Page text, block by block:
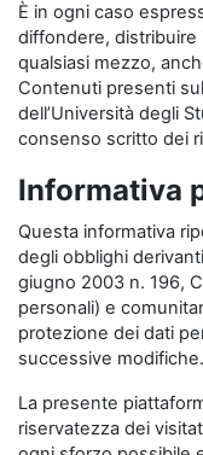
È in ogni caso
diffondere, distribuire
qualsiasi mezzo,
Contenuti presenti
dell’Università degli
consenso scritto dei
Informativa
Questa informativa
degli obblighi
giugno 2003 n. 196,
personali) e
protezione dei dati
successive modifiche.
La presente
riservatezza dei